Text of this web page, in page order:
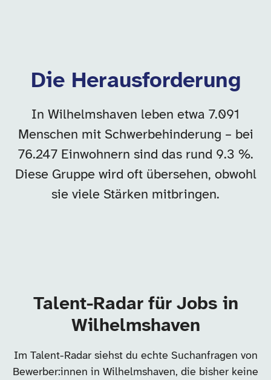
Die Herausforderung
In Wilhelmshaven leben etwa 7.091
Menschen mit Schwerbehinderung – bei
76.247 Einwohnern sind das rund 9.3 %.
Diese Gruppe wird oft übersehen, obwohl
sie viele Stärken mitbringen.
Talent-Radar für Jobs in
Wilhelmshaven
Im Talent-Radar siehst du echte Suchanfragen von
Bewerber:innen in Wilhelmshaven, die bisher keine